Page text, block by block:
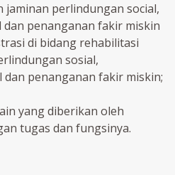
jaminan perlindungan social,
dan penanganan fakir miskin
di bidang rehabilitasi
sosial,
dan penanganan fakir miskin;
yang diberikan oleh
tugas dan fungsinya.